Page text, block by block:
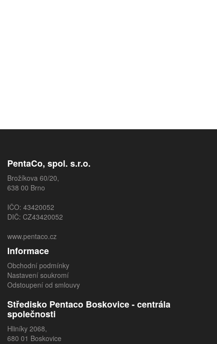
PentaCo, spol. s.r.o.
Brožíkova 60/20,
638 00 Brno
IČO: 43420052
DIČ: CZ43420052
www.pentaco.cz
Informace
Obchodní podmínky
Nastavení soukromí
Odstoupení od smlouvy
Středisko Pentaco Boskovice - centrála
společnosti
Hliníky 2068,
680 01 Boskovice